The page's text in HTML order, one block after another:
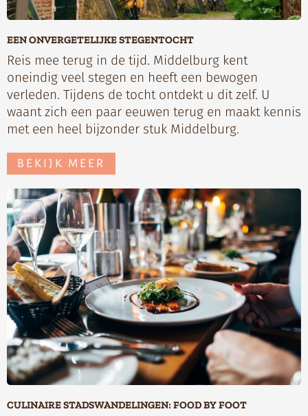
EEN ONVERGETELIJKE STEGENTOCHT
Reis mee terug in de tijd. Middelburg kent
oneindig veel stegen en heeft een bewogen
verleden. Tijdens de tocht ontdekt u dit zelf. U
waant zich een paar eeuwen terug en maakt kennis
met een heel bijzonder stuk Middelburg.
BEKIJK MEER
CULINAIRE STADSWANDELINGEN: FOOD BY FOOT